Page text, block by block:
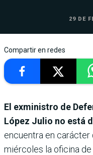
29 DE
Compartir en redes
El exministro de
López Julio no está
encuentra en
miércoles la oficina